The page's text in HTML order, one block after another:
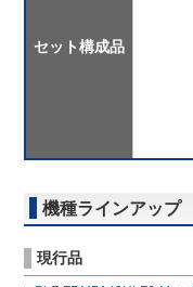
セット構成品
機種ラインアップ
現行品